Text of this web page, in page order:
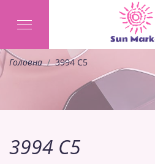
Головна 3994 C5
3994 C5